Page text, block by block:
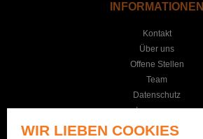
INFORMATIONEN
Kontakt
Über uns
Offene Stellen
Team
Datenschutz
Impressum
AGB
WIR LIEBEN COOKIES